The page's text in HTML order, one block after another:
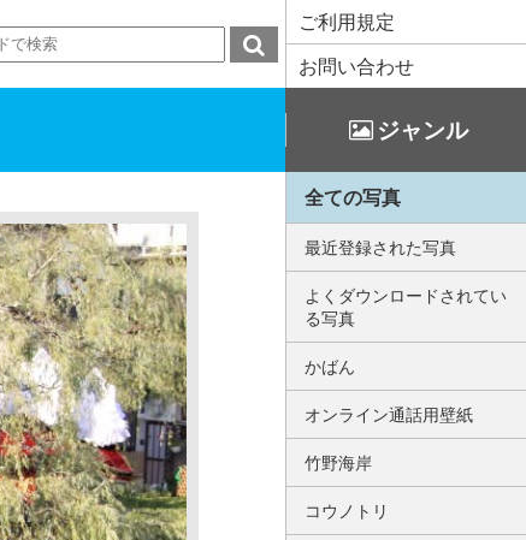
ご利用規定
お問い合わせ
ジャンル
全ての写真
最近登録された写真
よくダウンロードされてい
る写真
かばん
オンライン通話用壁紙
竹野海岸
コウノトリ